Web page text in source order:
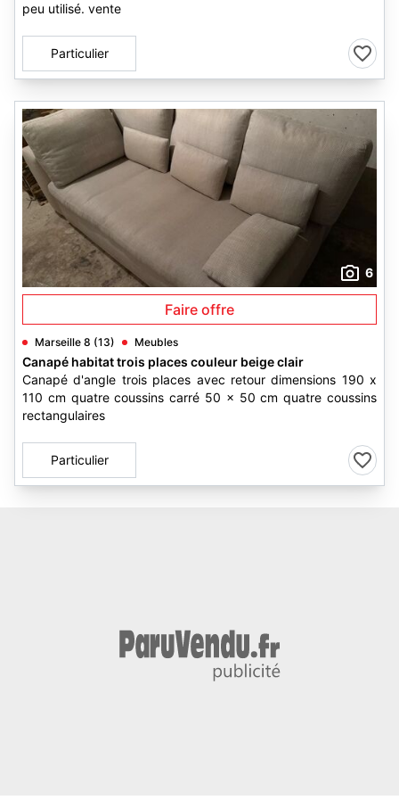
peu utilisé. vente
Particulier
6
Faire offre
Marseille 8 (13) Meubles
Canapé habitat trois places couleur beige clair
Canapé d'angle trois places avec retour dimensions 190 x
110 cm quatre coussins carré 50 x 50 cm quatre coussins
rectangulaires
Particulier